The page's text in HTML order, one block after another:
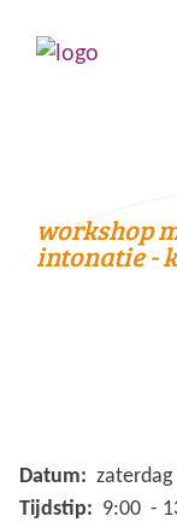
workshop
intonatie -
Datum:
Tijdstip: 9:00 -